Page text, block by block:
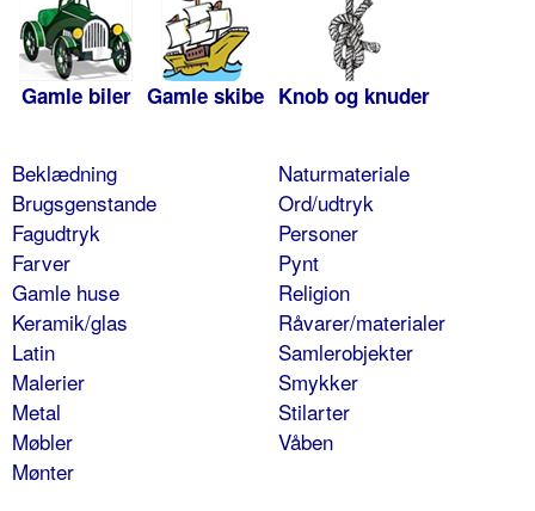
Gamle biler Gamle skibe Knob og knuder
Beklædning
Brugsgenstande
Fagudtryk
Farver
Gamle huse
Keramik/glas
Latin
Malerier
Metal
Møbler
Mønter
Naturmateriale
Ord/udtryk
Personer
Pynt
Religion
Råvarer/materialer
Samlerobjekter
Smykker
Stilarter
Våben